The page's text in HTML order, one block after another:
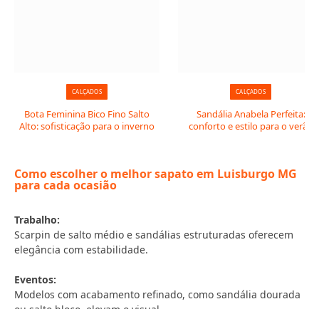
CALÇADOS
Bota Feminina Bico Fino Salto
Alto: sofisticação para o inverno
CALÇADOS
Sandália Anabela Perfeita:
conforto e estilo para o verão
Como escolher o melhor sapato em Luisburgo MG
para cada ocasião
Trabalho:
Scarpin de salto médio e sandálias estruturadas oferecem
elegância com estabilidade.
Eventos:
Modelos com acabamento refinado, como sandália dourada